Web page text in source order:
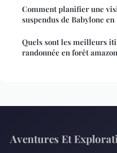
Comment planifier une
suspendus de Babylone
Quels sont les meilleurs
randonnée en forêt
Aventures Et